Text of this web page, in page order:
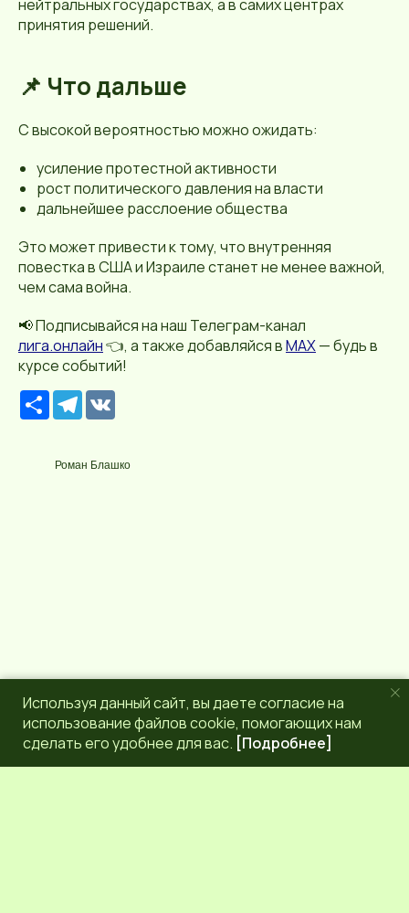
нейтральных государствах, а в самих центрах
принятия решений.
📌 Что дальше
С высокой вероятностью можно ожидать:
усиление протестной активности
рост политического давления на власти
дальнейшее расслоение общества
Это может привести к тому, что внутренняя
повестка в США и Израиле станет не менее важной,
чем сама война.
📢 Подписывайся на наш Телеграм-канал
лига.онлайн👈, а также добавляйся вMAX— будь в
курсе событий!
Р
е
р
с
T
e
r
Роман Блашко
Используя данный сайт, вы даете согласие на
использование файлов cookie, помогающих нам
сделать его удобнее для вас. [Подробнее]